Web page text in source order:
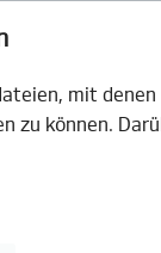
mit
zu können.